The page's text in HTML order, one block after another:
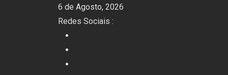
6 de Agosto, 2026
Redes Sociais :